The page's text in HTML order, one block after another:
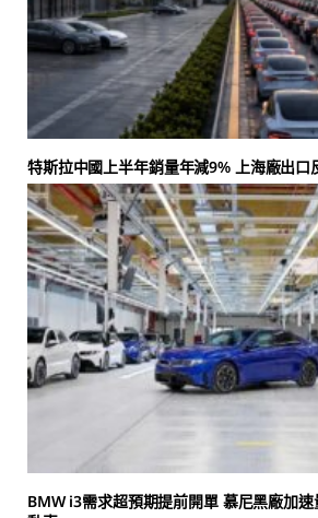
特斯拉中國上半年銷量年減9% 上海廠出口
BMW i3需求超預期提前開單 慕尼黑廠加